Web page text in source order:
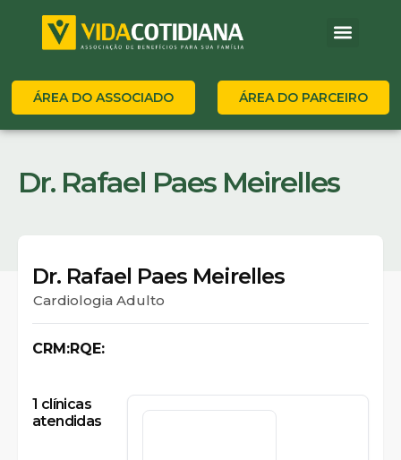
ÁREA DO ASSOCIADO ÁREA DO PARCEIRO
Dr. Rafael Paes Meirelles
Dr. Rafael Paes Meirelles
Cardiologia Adulto
CRM:RQE:
1 clínicas
atendidas